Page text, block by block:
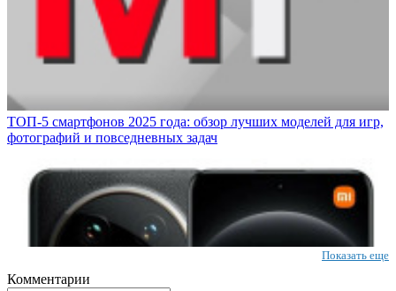
ТОП-5 смартфонов 2025 года: обзор лучших моделей для игр,
фотографий и повседневных задач
Показать еще
Комментарии